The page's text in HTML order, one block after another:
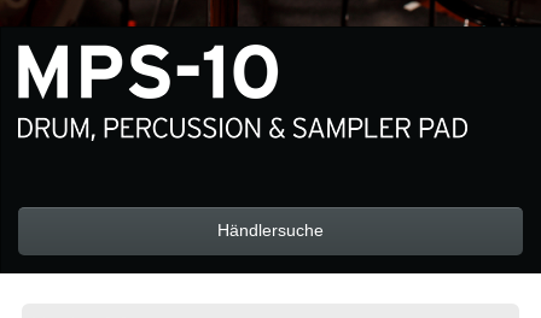
Shop
Händlersuche